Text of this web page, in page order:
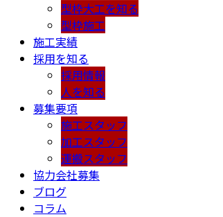
型枠大工を知る
型枠施工
施工実績
採用を知る
採用情報
人を知る
募集要項
施工スタッフ
加工スタッフ
運搬スタッフ
協力会社募集
ブログ
コラム